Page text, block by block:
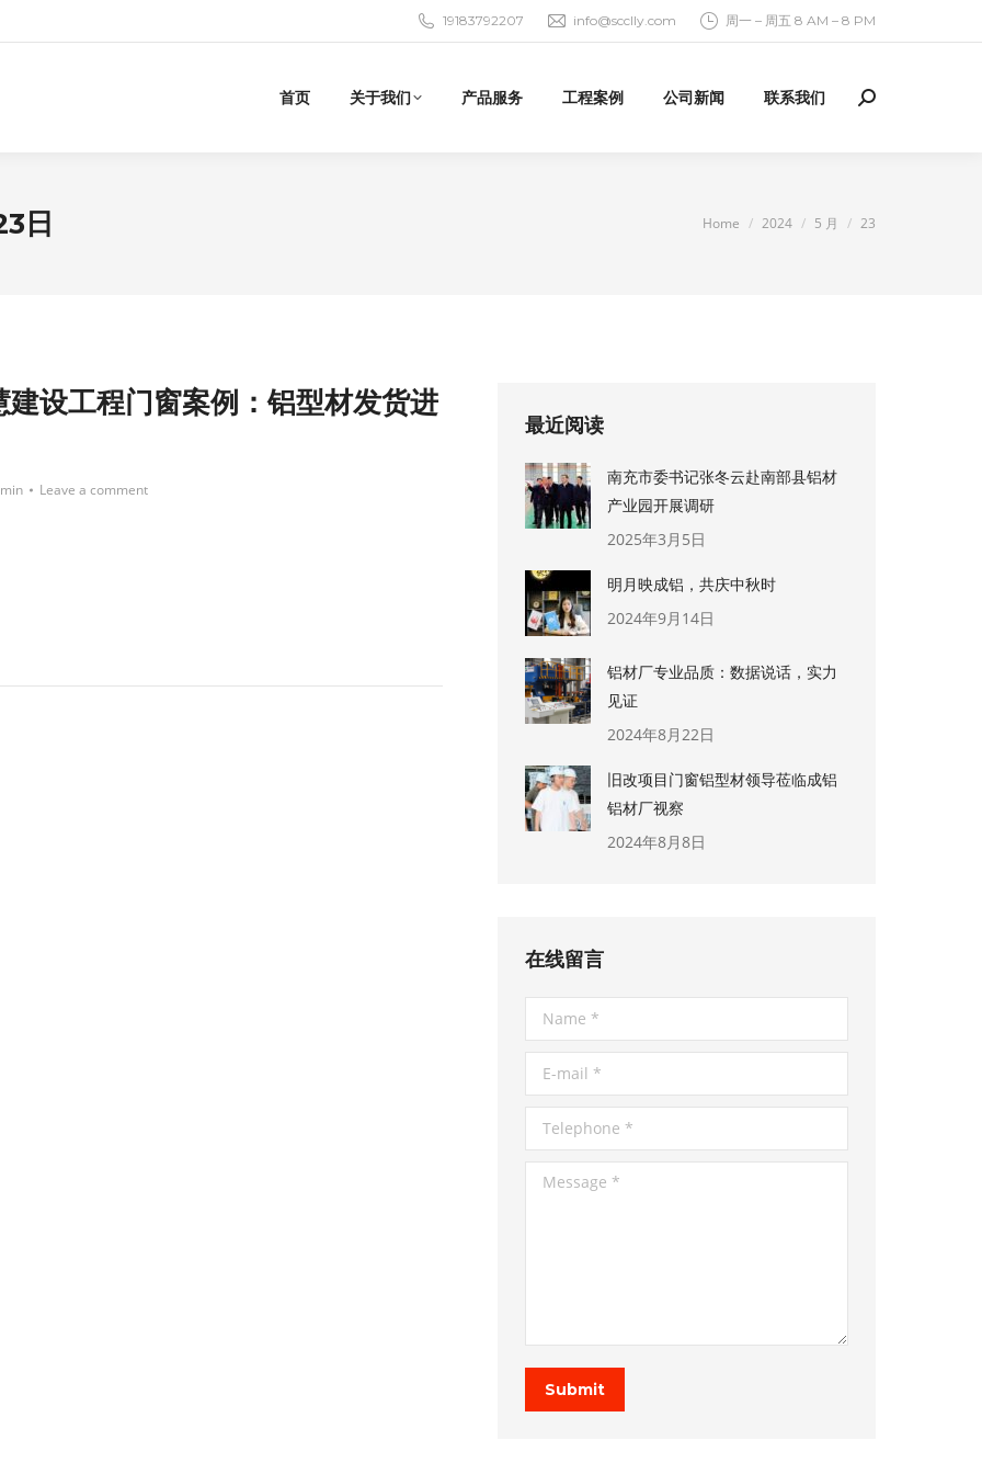
19183792207 info@scclly.com 周一 – 周五 8 AM – 8 PM
首页 关于我们 产品服务 工程案例 公司新闻 联系我们 Search:
日 You are here:
Home 2024 5 月 23
建设工程门窗案例：铝型材发货进
Leave a comment
最近阅读
南充市委书记张冬云赴南部县铝材
产业园开展调研
2025年3月5日
明月映成铝，共庆中秋时
2024年9月14日
铝材厂专业品质：数据说话，实力
见证
2024年8月22日
旧改项目门窗铝型材领导莅临成铝
铝材厂视察
2024年8月8日
在线留言
Name *
E-mail *
Telephone *
Message *
Submit